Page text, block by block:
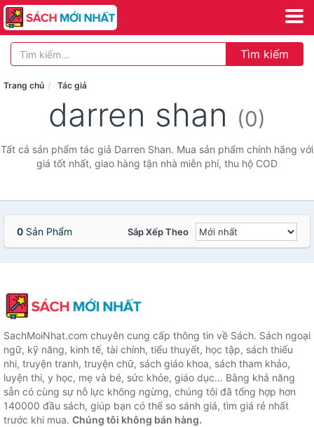
Tìm kiếm
Trang chủ Tác giả
darren shan (0)
Tất cả sản phẩm tác giả Darren Shan. Mua sản phẩm chính hãng với
giá tốt nhất, giao hàng tận nhà miễn phí, thu hộ COD
0 Sản Phẩm Sắp Xếp Theo
SachMoiNhat.com chuyên cung cấp thông tin về Sách. Sách ngoại
ngữ, kỹ năng, kinh tế, tài chính, tiểu thuyết, học tập, sách thiếu
nhi, truyện tranh, truyện chữ, sách giáo khoa, sách tham khảo,
luyện thi, y học, mẹ và bé, sức khỏe, giáo dục... Bằng khả năng
sẵn có cùng sự nỗ lực không ngừng, chúng tôi đã tổng hợp hơn
140000 đầu sách, giúp bạn có thể so sánh giá, tìm giá rẻ nhất
trước khi mua. Chúng tôi không bán hàng.